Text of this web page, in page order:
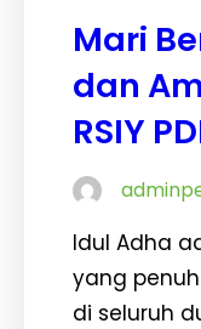
Mari
dan
RSIY
Idul Adha
yang
di seluruh